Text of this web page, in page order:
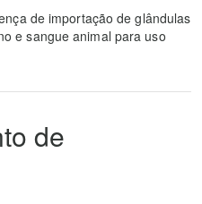
de importação de glândulas
e sangue animal para uso
de